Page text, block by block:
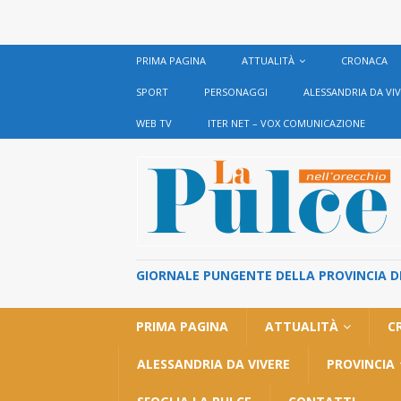
PRIMA PAGINA ATTUALITÀ CRONACA
SPORT PERSONAGGI ALESSANDRIA DA
WEB TV ITER NET – VOX COMUNICAZIONE
GIORNALE PUNGENTE DELLA PROVINCIA
PRIMA PAGINA ATTUALITÀ
ALESSANDRIA DA VIVERE PROVINCIA